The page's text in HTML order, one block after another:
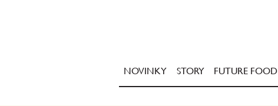
NOVINKY STORY FUTURE FOOD